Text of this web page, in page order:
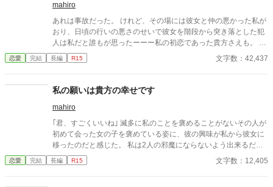
れていく。 だけれど彼には想い人が出来てしまったようで─
─…。 「今度はわたくしが恩を返すべきなんですわ！」 今まで自
分のことばかりだったセレーネは、初めて人のために何かしたい
と思い立ち、大好きな旦那様のために奮闘するのだが──…。
mahiro
あれは事故だった。 けれど、その場には彼女と仲の悪かった私が
おり、日頃の行いの悪さのせいで彼女を階段から突き落とした犯
人は私だと誰もが思ったーーー私の初恋であった貴方さえも。 だ
から、貴方は彼女を失うことになった私を許さず、私を死へ追い
やった………はずだった。 何故か私はあのときの記憶を持ったま
からないが、このチャンスを逃すわけにはいかない。 私はもう彼
らとは出会わず、日頃の行いの悪さを見直し、平穏な生活を目指
す！そう決めたはずなのに...……。
恋愛 完結 長編 R15 文字数：42,437
私の願いは貴方の幸せです
mahiro
｢君、すごくいいね｣ 滅多に私のことを褒めることがないその人が
初めて会った女の子を褒めている姿に、彼の興味が私から彼女に
移ったのだと感じた。 私は2人の邪魔にならないよう出来るだけ
早く去ることにしたのだが。
恋愛 完結 長編 R15 文字数：12,405